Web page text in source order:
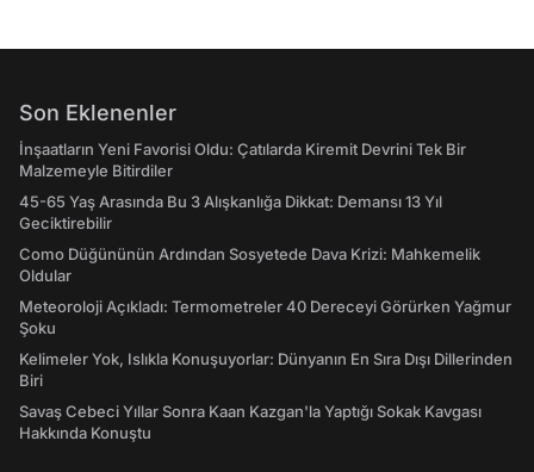
Son Eklenenler
İnşaatların Yeni Favorisi Oldu: Çatılarda Kiremit Devrini Tek Bir
Malzemeyle Bitirdiler
45-65 Yaş Arasında Bu 3 Alışkanlığa Dikkat: Demansı 13 Yıl
Geciktirebilir
Como Düğününün Ardından Sosyetede Dava Krizi: Mahkemelik
Oldular
Meteoroloji Açıkladı: Termometreler 40 Dereceyi Görürken Yağmur
Şoku
Kelimeler Yok, Islıkla Konuşuyorlar: Dünyanın En Sıra Dışı Dillerinden
Biri
Savaş Cebeci Yıllar Sonra Kaan Kazgan'la Yaptığı Sokak Kavgası
Hakkında Konuştu